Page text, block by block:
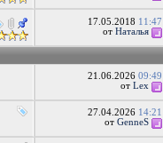
17.05.2018 11:47
отНаталья
21.06.202609:49
отLex
27.04.2026 14:21
отGenneS